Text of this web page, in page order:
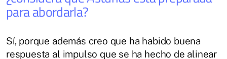
para abordarla?
Sí, porque además creo que ha habido buena
respuesta al impulso que se ha hecho de alinear